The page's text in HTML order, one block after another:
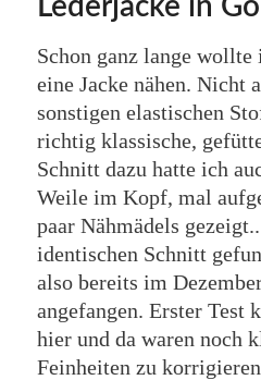
Lederjacke in
Schon ganz lange
eine Jacke nähen. Nicht
sonstigen elastischen
richtig klassische,
Schnitt dazu hatte ich
Weile im Kopf, mal
paar Nähmädels
identischen Schnitt
also bereits im
angefangen. Erster Test
hier und da waren noch
Feinheiten zu